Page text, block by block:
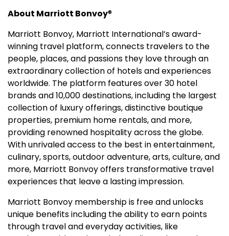
About Marriott Bonvoy®
Marriott Bonvoy, Marriott International’s award-
winning travel platform, connects travelers to the
people, places, and passions they love through an
extraordinary collection of hotels and experiences
worldwide. The platform features over 30 hotel
brands and 10,000 destinations, including the largest
collection of luxury offerings, distinctive boutique
properties, premium home rentals, and more,
providing renowned hospitality across the globe.
With unrivaled access to the best in entertainment,
culinary, sports, outdoor adventure, arts, culture, and
more, Marriott Bonvoy offers transformative travel
experiences that leave a lasting impression.
Marriott Bonvoy membership is free and unlocks
unique benefits including the ability to earn points
through travel and everyday activities, like